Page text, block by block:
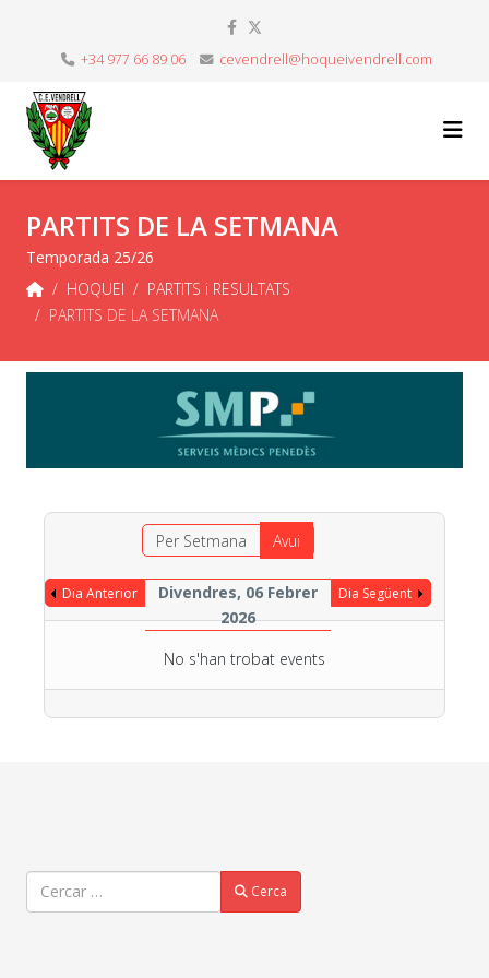
+34 977 66 89 06 cevendrell@hoqueivendrell.com
PARTITS DE LA SETMANA
Temporada 25/26
HOQUEI
PARTITS i RESULTATS
PARTITS DE LA SETMANA
Per Setmana Avui
Dia Anterior
Divendres, 06 Febrer
2026
Dia Següent
No s'han trobat events
Cercar Cerca